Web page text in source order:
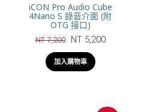
iCON Pro Audio Cube
4Nano S 錄音介面 (附
OTG 接口)
NT 7,200 NT 5,200
加入購物車